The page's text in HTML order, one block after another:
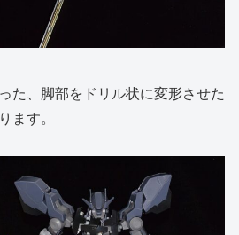
た、脚部をドリル状に変形させた
ます。